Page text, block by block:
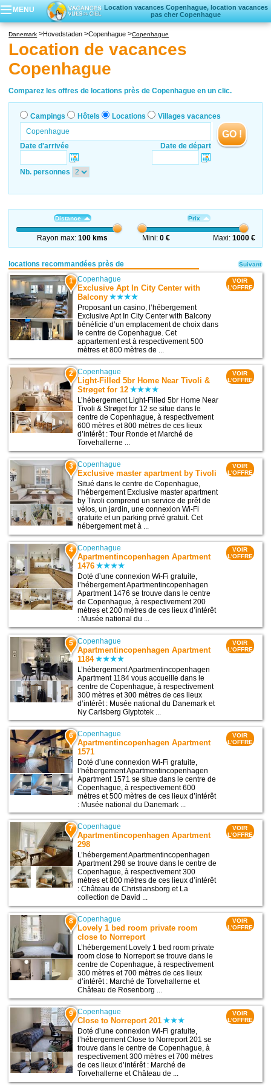
MENU
Location vacances Copenhague, location vacances
pas cher Copenhague
Locations vacances
Villages vacances
Danemark Hovedstaden Copenhague Copenhague
Location de vacances
Copenhague
Comparez les offres de locations près de Copenhague en un clic.
Campings Hôtels Locations Villages vacances
Date d'arrivée Date de départ
GO !
Nb. personnes
Distance
Rayon max:100 kms
Prix
Mini:0 € Maxi: 1000 €
locations recommandées près de
1 Copenhague
Exclusive Apt In City Center with
Balcony
Proposant un casino, l’hébergement
Exclusive Apt In City Center with Balcony
bénéficie d’un emplacement de choix dans
le centre de Copenhague. Cet
appartement est à respectivement 500
mètres et 800 mètres de ...
VOIR
L'OFFRE
2 Copenhague
Light-Filled 5br Home Near Tivoli &
Strøget for 12
L’hébergement Light-Filled 5br Home Near
Tivoli & Strøget for 12 se situe dans le
centre de Copenhague, à respectivement
600 mètres et 800 mètres de ces lieux
d’intérêt : Tour Ronde et Marché de
Torvehallerne ...
VOIR
L'OFFRE
3 Copenhague
Exclusive master apartment by Tivoli
Situé dans le centre de Copenhague,
l’hébergement Exclusive master apartment
by Tivoli comprend un service de prêt de
vélos, un jardin, une connexion Wi-Fi
gratuite et un parking privé gratuit. Cet
hébergement met à ...
VOIR
L'OFFRE
4 Copenhague
Apartmentincopenhagen Apartment
1476
Doté d’une connexion Wi-Fi gratuite,
l’hébergement Apartmentincopenhagen
Apartment 1476 se trouve dans le centre
de Copenhague, à respectivement 200
mètres et 200 mètres de ces lieux d’intérêt
: Musée national du ...
VOIR
L'OFFRE
5 Copenhague
Apartmentincopenhagen Apartment
1184
L’hébergement Apartmentincopenhagen
Apartment 1184 vous accueille dans le
centre de Copenhague, à respectivement
300 mètres et 300 mètres de ces lieux
d’intérêt : Musée national du Danemark et
Ny Carlsberg Glyptotek ...
VOIR
L'OFFRE
6 Copenhague
Apartmentincopenhagen Apartment
1571
Doté d’une connexion Wi-Fi gratuite,
l’hébergement Apartmentincopenhagen
Apartment 1571 se situe dans le centre de
Copenhague, à respectivement 600
mètres et 500 mètres de ces lieux d’intérêt
: Musée national du Danemark ...
VOIR
L'OFFRE
7 Copenhague
Apartmentincopenhagen Apartment
298
L’hébergement Apartmentincopenhagen
Apartment 298 se trouve dans le centre de
Copenhague, à respectivement 300
mètres et 800 mètres de ces lieux d’intérêt
: Château de Christiansborg et La
collection de David ...
VOIR
L'OFFRE
8 Copenhague
Lovely 1 bed room private room
close to Norreport
L’hébergement Lovely 1 bed room private
room close to Norreport se trouve dans le
centre de Copenhague, à respectivement
300 mètres et 700 mètres de ces lieux
d’intérêt : Marché de Torvehallerne et
Château de Rosenborg ...
VOIR
L'OFFRE
9 Copenhague
Close to Norreport 201
Doté d’une connexion Wi-Fi gratuite,
l’hébergement Close to Norreport 201 se
trouve dans le centre de Copenhague, à
respectivement 300 mètres et 700 mètres
de ces lieux d’intérêt : Marché de
Torvehallerne et Château de ...
VOIR
L'OFFRE
Suivant